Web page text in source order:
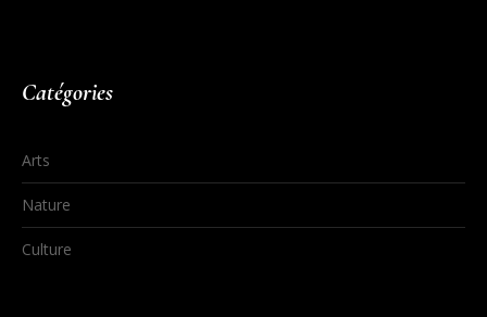
Catégories
Arts
Nature
Culture